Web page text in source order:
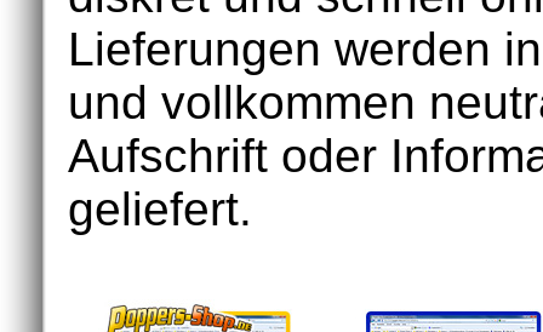
Lieferungen werden
und vollkommen
Aufschrift oder
geliefert.